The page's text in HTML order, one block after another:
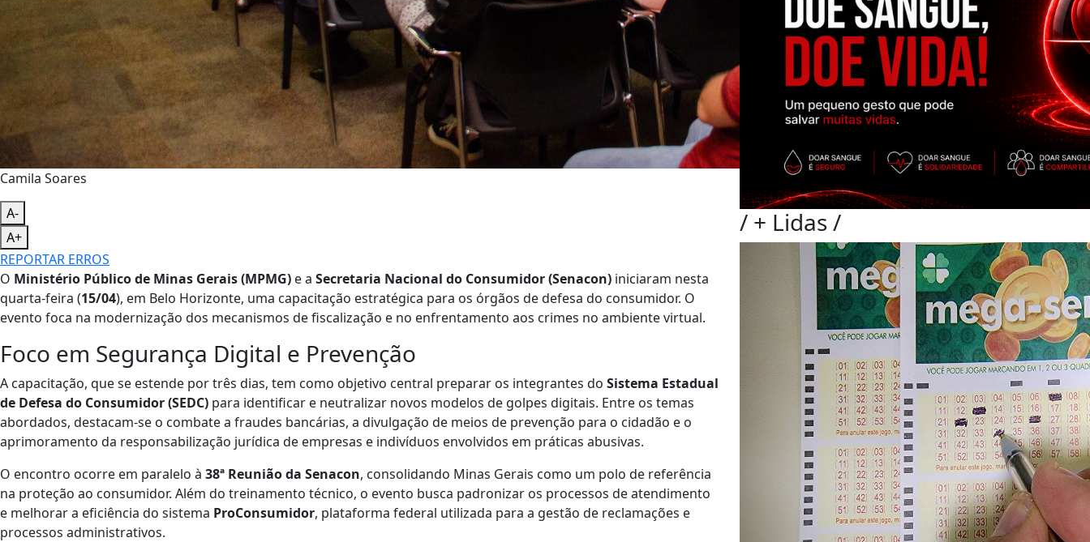
Camila Soares
A-
A+
REPORTAR ERROS
O Ministério Público de Minas Gerais (MPMG) e a Secretaria Nacional do Consumidor (Senacon) iniciaram nesta
quarta-feira (15/04), em Belo Horizonte, uma capacitação estratégica para os órgãos de defesa do consumidor. O
evento foca na modernização dos mecanismos de fiscalização e no enfrentamento aos crimes no ambiente virtual.
Foco em Segurança Digital e Prevenção
A capacitação, que se estende por três dias, tem como objetivo central preparar os integrantes do Sistema Estadual
de Defesa do Consumidor (SEDC) para identificar e neutralizar novos modelos de golpes digitais. Entre os temas
abordados, destacam-se o combate a fraudes bancárias, a divulgação de meios de prevenção para o cidadão e o
aprimoramento da responsabilização jurídica de empresas e indivíduos envolvidos em práticas abusivas.
O encontro ocorre em paralelo à 38ª Reunião da Senacon, consolidando Minas Gerais como um polo de referência
na proteção ao consumidor. Além do treinamento técnico, o evento busca padronizar os processos de atendimento
e melhorar a eficiência do sistema ProConsumidor, plataforma federal utilizada para a gestão de reclamações e
processos administrativos.
/ + Lidas/